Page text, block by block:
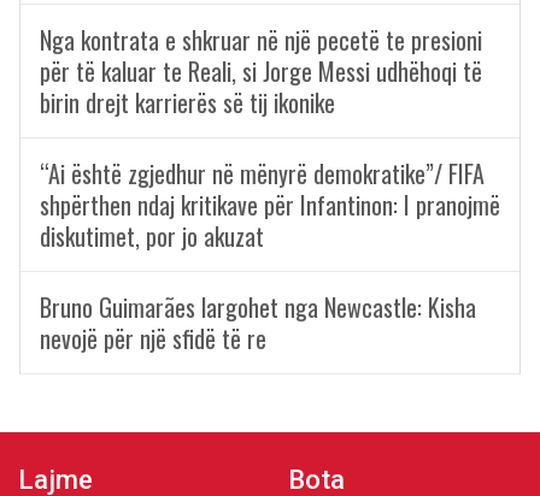
Nga kontrata e shkruar në një pecetë te presioni
për të kaluar te Reali, si Jorge Messi udhëhoqi të
birin drejt karrierës së tij ikonike
“Ai është zgjedhur në mënyrë demokratike”/ FIFA
shpërthen ndaj kritikave për Infantinon: I pranojmë
diskutimet, por jo akuzat
Bruno Guimarães largohet nga Newcastle: Kisha
nevojë për një sfidë të re
Lajme Bota